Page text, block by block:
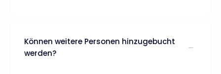
Können weitere Personen hinzugebucht
werden?